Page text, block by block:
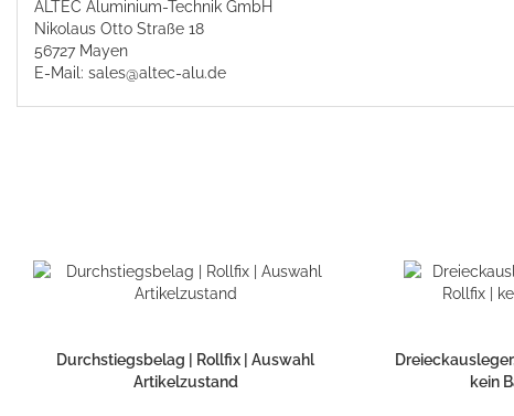
ALTEC Aluminium-Technik GmbH
Nikolaus Otto Straße 18
56727 Mayen
E-Mail: sales@altec-alu.de
Durchstiegsbelag | Rollfix | Auswahl
Artikelzustand
kein